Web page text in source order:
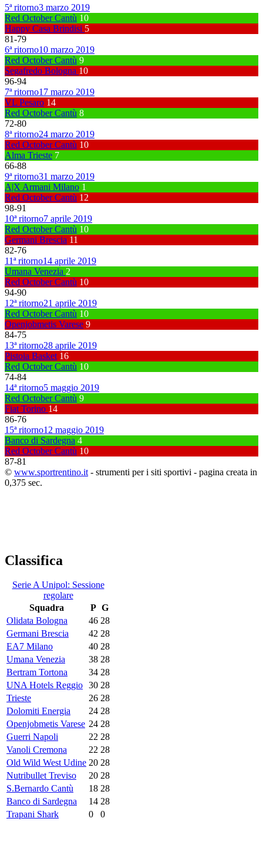
5ª ritorno3 marzo 2019
Red October Cantù 10
Happy Casa Brindisi 5
81-79
6ª ritorno10 marzo 2019
Red October Cantù 9
Segafredo Bologna 10
96-94
7ª ritorno17 marzo 2019
VL Pesaro 14
Red October Cantù 8
72-80
8ª ritorno24 marzo 2019
Red October Cantù 10
Alma Trieste 7
66-88
9ª ritorno31 marzo 2019
A|X Armani Milano 1
Red October Cantù 12
98-91
10ª ritorno7 aprile 2019
Red October Cantù 10
Germani Brescia 11
82-76
11ª ritorno14 aprile 2019
Umana Venezia 2
Red October Cantù 10
94-90
12ª ritorno21 aprile 2019
Red October Cantù 10
Openjobmetis Varese 9
84-75
13ª ritorno28 aprile 2019
Pistoia Basket 16
Red October Cantù 10
74-84
14ª ritorno5 maggio 2019
Red October Cantù 9
Fiat Torino 14
86-76
15ª ritorno12 maggio 2019
Banco di Sardegna 4
Red October Cantù 10
87-81
© www.sportrentino.it - strumenti per i siti sportivi - pagina creata in
0,375 sec.
Classifica
Serie A Unipol: Sessione
regolare
Squadra
P G
Olidata Bologna
46 28
Germani Brescia
42 28
EA7 Milano
40 28
Umana Venezia
38 28
Bertram Tortona
34 28
UNA Hotels Reggio 30 28
Trieste
26 28
Dolomiti Energia
24 28
Openjobmetis Varese 24 28
Guerri Napoli
22 28
Vanoli Cremona
22 28
Old Wild West Udine 20 28
Nutribullet Treviso
20 28
S.Bernardo Cantù
18 28
Banco di Sardegna
14 28
Trapani Shark
0 0